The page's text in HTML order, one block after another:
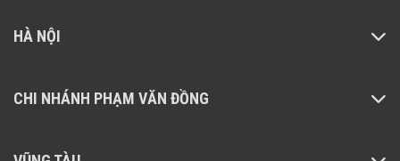
HÀ NỘI
CHI NHÁNH PHẠM VĂN ĐỒNG